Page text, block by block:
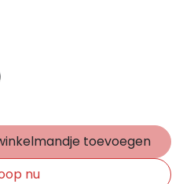
toevoegen
nu